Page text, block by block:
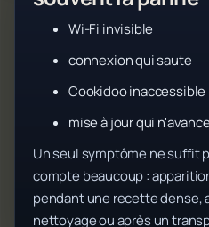
Wi-Fi invisible
connexion qui saute
Cookidoo inaccessible
mise à jour qui
Un seul symptôme ne suffit
compte beaucoup :
pendant une recette dense,
nettoyage ou après un